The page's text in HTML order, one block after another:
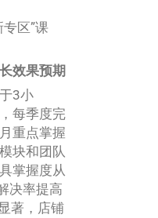
区”课
效果预期
3小
每季度完
重点掌握
块和团队
掌握度从
决率提高
著，店铺